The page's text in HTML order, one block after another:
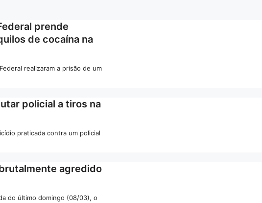
prende
de cocaína na
realizaram a prisão de um
policial a tiros na
praticada contra um policial
agredido
do último domingo (08/03), o